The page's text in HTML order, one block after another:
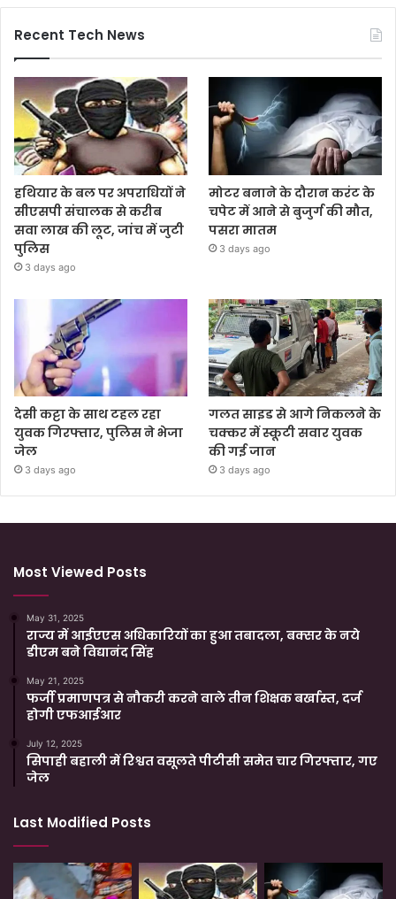
Recent Tech News
हथियार के बल पर अपराधियों ने
सीएसपी संचालक से करीब
सवा लाख की लूट, जांच में जुटी
पुलिस
3 days ago
मोटर बनाने के दौरान करंट के
चपेट में आने से बुजुर्ग की मौत,
पसरा मातम
3 days ago
देसी कट्टा के साथ टहल रहा
युवक गिरफ्तार, पुलिस ने भेजा
जेल
3 days ago
गलत साइड से आगे निकलने के
चक्कर में स्कूटी सवार युवक
की गई जान
3 days ago
Most Viewed Posts
May 31, 2025
राज्य में आईएएस अधिकारियों का हुआ तबादला, बक्सर के नये
डीएम बने विद्यानंद सिंह
May 21, 2025
फर्जी प्रमाणपत्र से नौकरी करने वाले तीन शिक्षक बर्खास्त, दर्ज
होगी एफआईआर
July 12, 2025
सिपाही बहाली में रिश्वत वसूलते पीटीसी समेत चार गिरफ्तार, गए
जेल
Last Modified Posts